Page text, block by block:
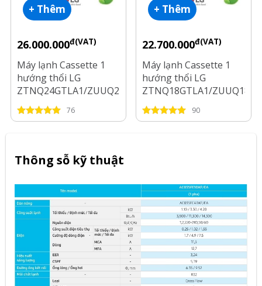
+ Thêm
26.000.000đ(VAT)
Máy lạnh Cassette 1
hướng thổi LG
ZTNQ24GTLA1/ZUUQ24GV1
Inverter 2.5HP
76
+ Thêm
22.700.000đ(VAT)
Máy lạnh Cassette 1
hướng thổi LG
ZTNQ18GTLA1/
Inverter 2HP
90
Thông sỗ kỹ thuật